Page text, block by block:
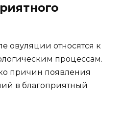
овуляции относятся к
процессам.
причин появления
в благоприятный